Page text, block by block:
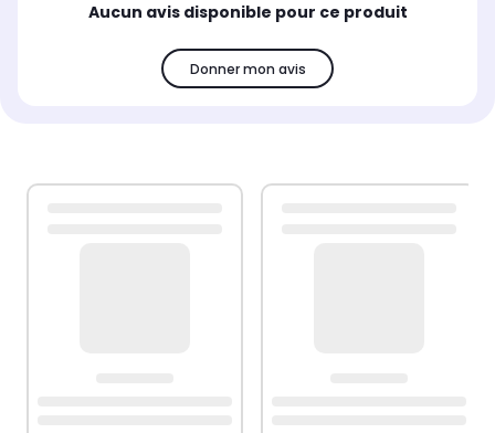
Aucun avis disponible pour ce produit
Donner mon avis